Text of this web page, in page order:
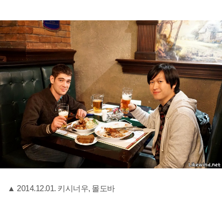
▲ 2014.12.01. 키시너우, 몰도바